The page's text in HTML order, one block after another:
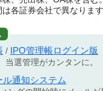
各証券会社で異なります
/ IPO管理帳ログイン版
当選管理がカンタンに。
ル通知システム